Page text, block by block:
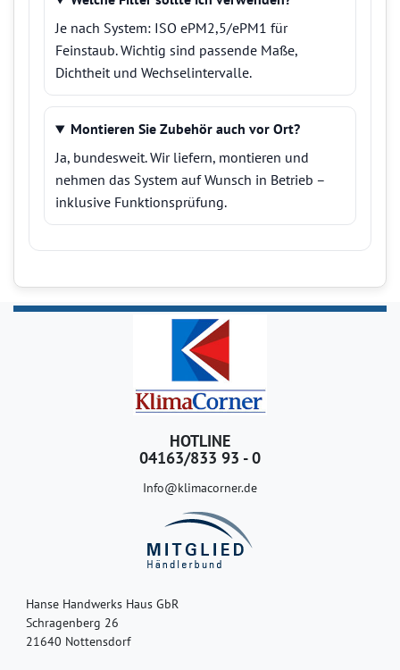
Je nach System: ISO ePM2,5/ePM1 für
Feinstaub. Wichtig sind passende Maße,
Dichtheit und Wechselintervalle.
Montieren Sie Zubehör auch vor Ort?
Ja, bundesweit. Wir liefern, montieren und
nehmen das System auf Wunsch in Betrieb –
inklusive Funktionsprüfung.
HOTLINE
04163/833 93 - 0
Info@klimacorner.de
Hanse Handwerks Haus GbR
Schragenberg 26
21640 Nottensdorf